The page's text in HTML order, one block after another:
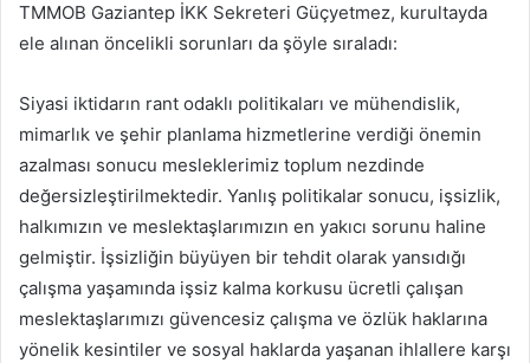
TMMOB Gaziantep İKK Sekreteri Güçyetmez, kurultayda
ele alınan öncelikli sorunları da şöyle sıraladı:
Siyasi iktidarın rant odaklı politikaları ve mühendislik,
mimarlık ve şehir planlama hizmetlerine verdiği önemin
azalması sonucu mesleklerimiz toplum nezdinde
değersizleştirilmektedir. Yanlış politikalar sonucu, işsizlik,
halkımızın ve meslektaşlarımızın en yakıcı sorunu haline
gelmiştir. İşsizliğin büyüyen bir tehdit olarak yansıdığı
çalışma yaşamında işsiz kalma korkusu ücretli çalışan
meslektaşlarımızı güvencesiz çalışma ve özlük haklarına
yönelik kesintiler ve sosyal haklarda yaşanan ihlallere karşı